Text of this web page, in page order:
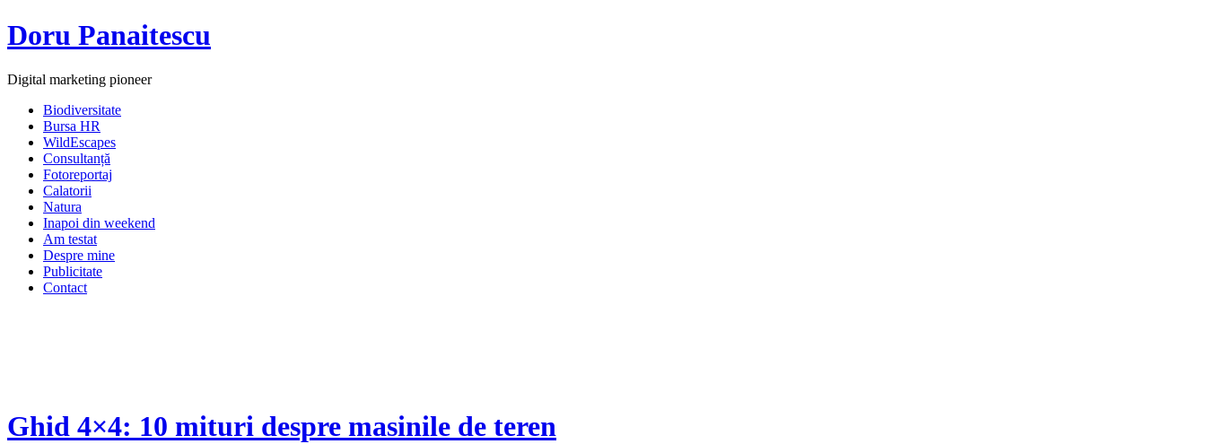
Doru Panaitescu
Digital marketing pioneer
Biodiversitate
Bursa HR
WildEscapes
Consultanță
Fotoreportaj
Calatorii
Natura
Inapoi din weekend
Am testat
Despre mine
Publicitate
Contact
Ghid 4×4: 10 mituri despre masinile de teren